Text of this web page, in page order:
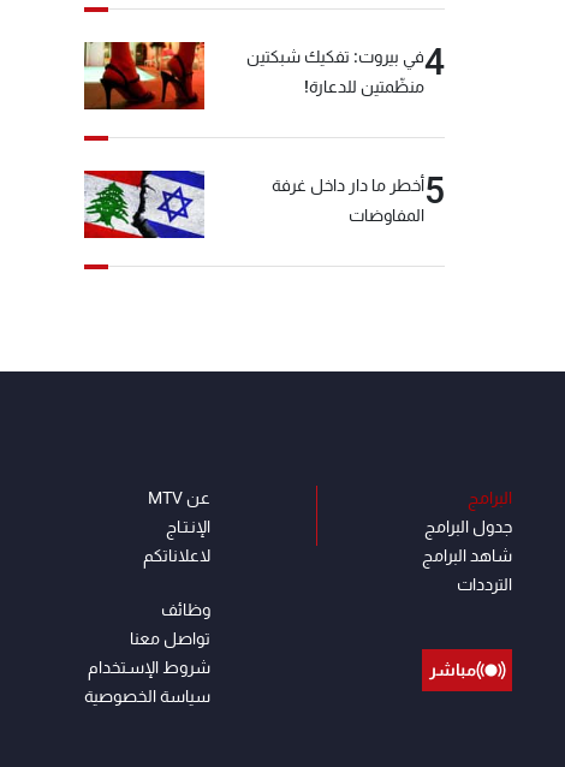
4في بيروت: تفكيك شبكتين
منظّمتين للدعارة!
5أخطر ما دار داخل غرفة
المفاوضات
البرامج
جدول البرامج
شاهد البرامج
الترددات
مباشر
عن MTV
الإنـتـاج
لاعلاناتكم
وظائف
تواصل معنا
شروط الإسـتخدام
سياسة الخصوصية